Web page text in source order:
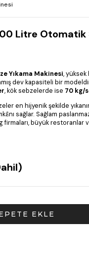
Litre Otomatik
Yıkama Makinesi,
dev kapasiteli bir
, kök sebzelerde ise 70 kg/
en hijyenik şekilde
sağlar. Sağlam
büyük restoranlar